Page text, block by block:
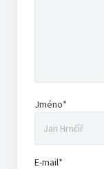
Jméno*
E-mail*